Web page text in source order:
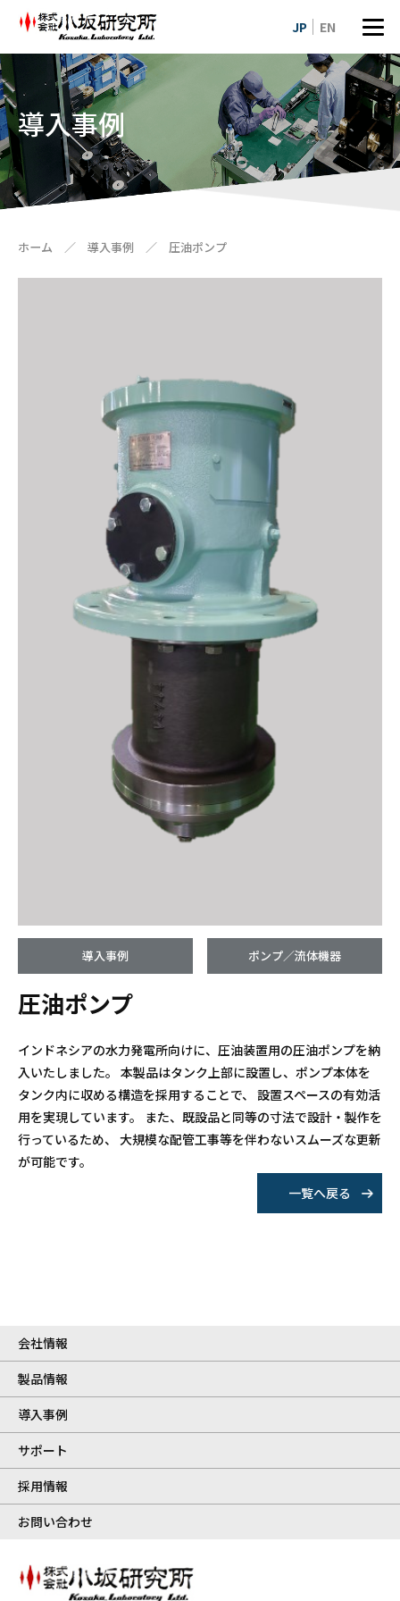
JP EN
導入事例
ホーム ／ 導入事例 ／ 圧油ポンプ
導入事例 ポンプ／流体機器
圧油ポンプ
インドネシアの水力発電所向けに、圧油装置用の圧油ポンプを納
入いたしました。 本製品はタンク上部に設置し、ポンプ本体を
タンク内に収める構造を採用することで、 設置スペースの有効活
用を実現しています。 また、既設品と同等の寸法で設計・製作を
行っているため、 大規模な配管工事等を伴わないスムーズな更新
が可能です。
一覧へ戻る
会社情報
製品情報
導入事例
サポート
採用情報
お問い合わせ